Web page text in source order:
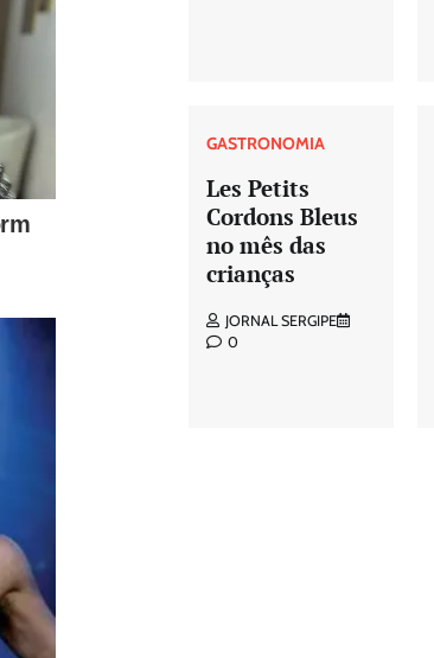
GASTRONOMIA
Les Petits
Cordons Bleus
no mês das
crianças
JORNAL SERGIPE
0